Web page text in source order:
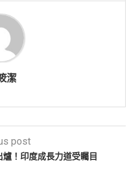
潔
post
！印度成長力道受矚目